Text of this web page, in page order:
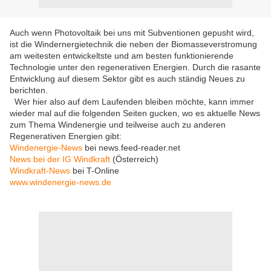
Auch wenn Photovoltaik bei uns mit Subventionen gepusht wird,
ist die Windernergietechnik die neben der Biomasseverstromung
am weitesten entwickeltste und am besten funktionierende
Technologie unter den regenerativen Energien. Durch die rasante
Entwicklung auf diesem Sektor gibt es auch ständig Neues zu
berichten.
Wer hier also auf dem Laufenden bleiben möchte, kann immer
wieder mal auf die folgenden Seiten gucken, wo es aktuelle News
zum Thema Windenergie und teilweise auch zu anderen
Regenerativen Energien gibt:
Windenergie-News bei news.feed-reader.net
News bei der IG Windkraft (Österreich)
Windkraft-News bei T-Online
www.windenergie-news.de